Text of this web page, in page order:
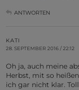
ANTWORTEN
KATI
28. SEPTEMBER 2016 / 22:12
Oh ja, auch meine
Herbst, mit so
ich gar nicht klar.